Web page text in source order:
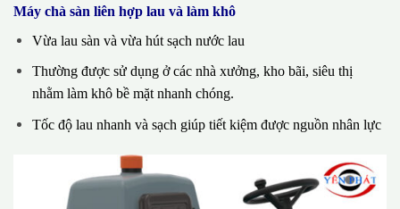
Máy chà sàn liên hợp lau và làm khô
Vừa lau sàn và vừa hút sạch nước lau
Thường được sử dụng ở các nhà xưởng, kho bãi, siêu thị
nhằm làm khô bề mặt nhanh chóng.
Tốc độ lau nhanh và sạch giúp tiết kiệm được nguồn nhân lực